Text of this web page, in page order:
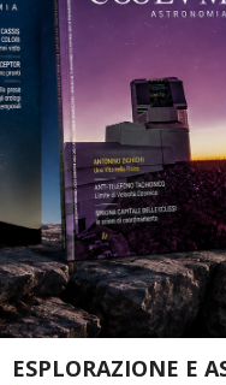
ESPLORAZIONE E